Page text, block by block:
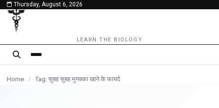
content
Thursday, August 6, 2026
LEARN THE BIOLOGY
Home / Tag: सुबह सुबह मुनक्का खाने के फायदे